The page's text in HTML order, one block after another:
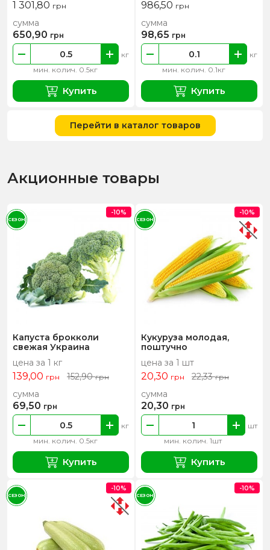
1 301,80 грн
мин. колич. 0.5кг
кг
сумма
650,90 грн
Купить
986,50 грн
мин. колич. 0.1кг
кг
сумма
98,65 грн
Купить
Перейти в каталог товаров
Акционные товары
Капуста брокколи
свежая Украина
цена за 1 кг
139,00 грн 152,90грн
мин. колич. 0.5кг
кг
сумма
69,50 грн
Купить
-10%
СЕЗОН
Кукуруза молодая,
поштучно
цена за 1 шт
20,30 грн 22,33грн
мин. колич. 1шт
шт
сумма
20,30 грн
Купить
-10%
СЕЗОН
-10%
СЕЗОН
-10%
СЕЗОН